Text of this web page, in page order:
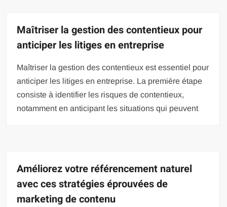
Maîtriser la gestion des contentieux pour
anticiper les litiges en entreprise
Maîtriser la gestion des contentieux est essentiel pour
anticiper les litiges en entreprise. La première étape
consiste à identifier les risques de contentieux,
notamment en anticipant les situations qui peuvent
Améliorez votre référencement naturel
avec ces stratégies éprouvées de
marketing de contenu